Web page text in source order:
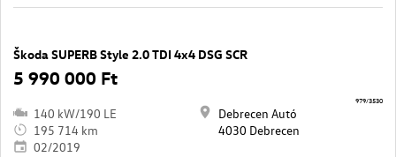
Škoda SUPERB Style 2.0 TDI 4x4 DSG SCR
5 990 000 Ft
140 kW/190 LE
195 714 km
02/2019
Debrecen Autó
4030 Debrecen
979/3530